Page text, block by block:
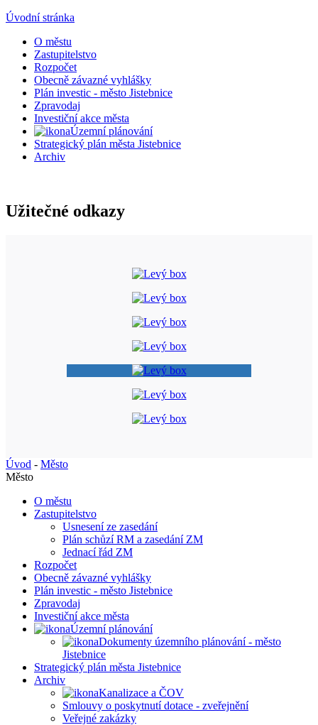
Úvodní stránka
O městu
Zastupitelstvo
Rozpočet
Obecně závazné vyhlášky
Plán investic - město Jistebnice
Zpravodaj
Investiční akce města
Územní plánování
Strategický plán města Jistebnice
Archiv
Užitečné odkazy
Úvod - Město
Město
O městu
Zastupitelstvo
Usnesení ze zasedání
Plán schůzí RM a zasedání ZM
Jednací řád ZM
Rozpočet
Obecně závazné vyhlášky
Plán investic - město Jistebnice
Zpravodaj
Investiční akce města
Územní plánování
Dokumenty územního plánování - město
Jistebnice
Strategický plán města Jistebnice
Archiv
Kanalizace a ČOV
Smlouvy o poskytnutí dotace - zveřejnění
Veřejné zakázky